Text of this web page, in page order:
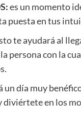
es un momento
puesta en tus
te ayudará al
persona con la
un día muy
diviértete en los